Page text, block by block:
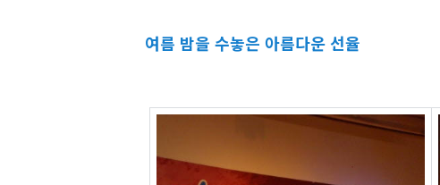
여름 밤을 수놓은 아름다운 선율